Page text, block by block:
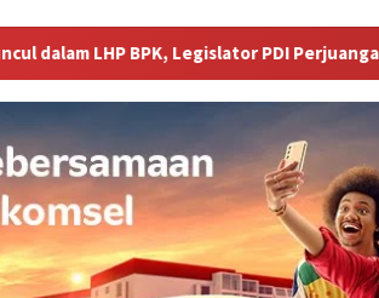
PDI Perjuangan Desak Audit